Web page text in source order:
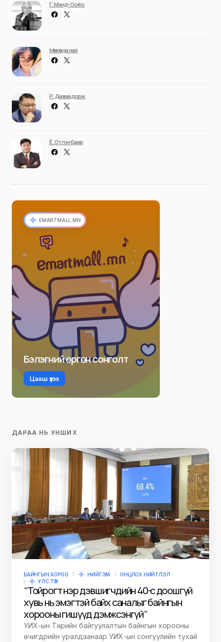
Г. Мэнд-Ооёо
Мөнгөндалай
Р. Даваадорж
Ё. Отгонбаяр
EMARTMALL.MN
Бэлэгний өргөн сонголт
Цааш үзэх
ДАРАА НЬ УНШИХ
БАЙНГЫН ХОРОО НИЙГЭМ
ОНЦЛОХ НИЙТЛЭЛ
УЛС ТӨР
“Тойрогт нэр дэвшигчдийн 40-өөс доошгүй
хувь нь эмэгтэй байх саналыг байнгын
хорооны гишүүд дэмжсэнгүй”
УИХ-ын Төрийн байгуулалтын байнгын хорооны
өчигдрийн уралдаанаар УИХ-ын сонгуулийн тухай